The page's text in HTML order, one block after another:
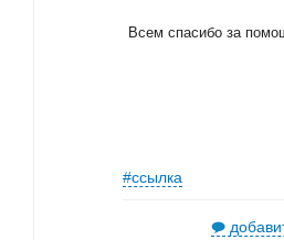
Всем спасибо за
#ссылка